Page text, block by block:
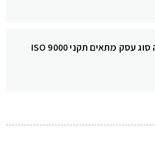
חמדאן ג'לולי מסביר לאיזה סוג עסק מתאים תקני ISO 9000